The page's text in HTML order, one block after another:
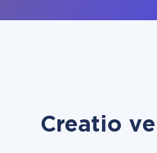
Creatio